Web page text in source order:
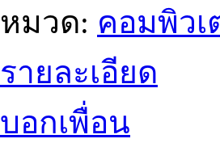
หมวด: คอมพิวเ
รายละเอียด
บอกเพื่อน